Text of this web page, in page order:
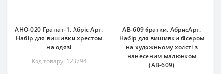
AHO-020 Гранат-1. Абріс Арт.
Набір для вишивки хрестом
на одязі
Код товару: 123794
AB-609 братки. АбрисАрт.
Набір для вишивки бісером
на художньому холсті з
нанесеним малюнком
(АВ-609)